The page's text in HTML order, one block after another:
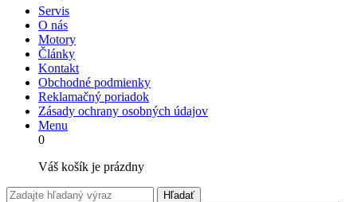
Servis
O nás
Motory
Články
Kontakt
Obchodné podmienky
Reklamačný poriadok
Zásady ochrany osobných údajov
Menu
0
Váš košík je prázdny
Hľadať